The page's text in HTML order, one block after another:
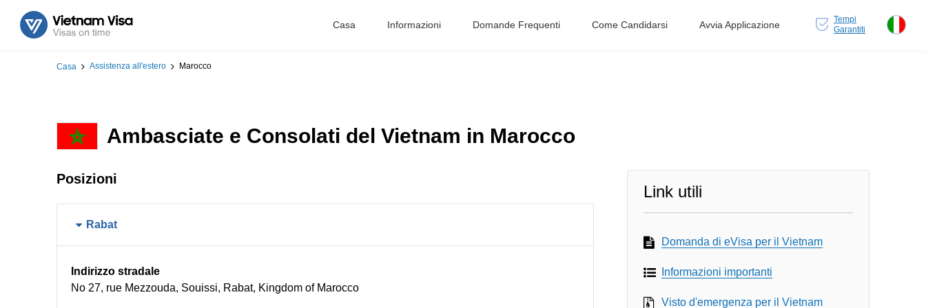
Casa Informazioni Domande Frequenti Come Candidarsi Avvia Applicazione
Tempi
Garantiti
Casa Assistenza all'estero Marocco
Ambasciate e Consolati del Vietnam in Marocco
Posizioni
Rabat
Indirizzo stradale
No 27, rue Mezzouda, Souissi, Rabat, Kingdom of Marocco
Link utili
Domanda di eVisa per il Vietnam
Informazioni importanti
Visto d'emergenza per il Vietnam